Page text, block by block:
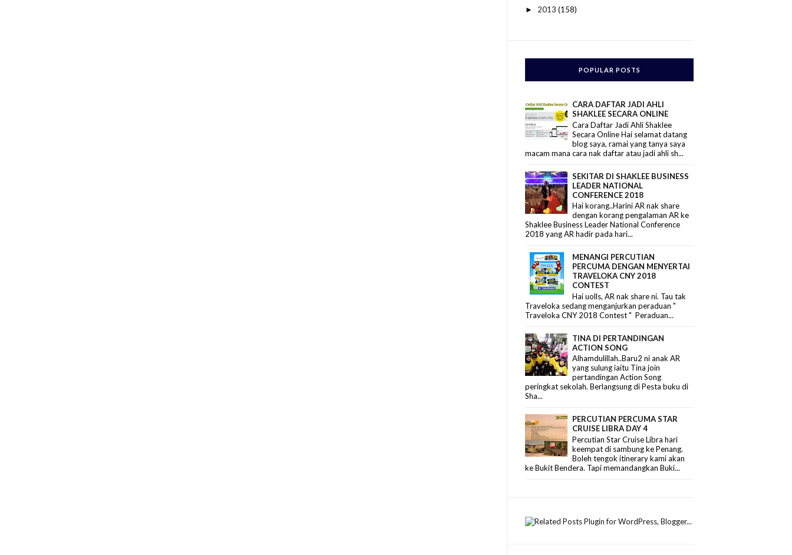
► 2013(158)
POPULAR POSTS
CARA DAFTAR JADI AHLI
SHAKLEE SECARA ONLINE
Cara Daftar Jadi Ahli Shaklee
Secara Online Hai selamat datang
blog saya, ramai yang tanya saya
macam mana cara nak daftar atau jadi ahli sh...
SEKITAR DI SHAKLEE BUSINESS
LEADER NATIONAL
CONFERENCE 2018
Hai korang..Harini AR nak share
dengan korang pengalaman AR ke
Shaklee Business Leader National Conference
2018 yang AR hadir pada hari...
MENANGI PERCUTIAN
PERCUMA DENGAN MENYERTAI
TRAVELOKA CNY 2018
CONTEST
Hai uolls, AR nak share ni. Tau tak
Traveloka sedang menganjurkan peraduan "
Traveloka CNY 2018 Contest " Peraduan...
TINA DI PERTANDINGAN
ACTION SONG
Alhamdulillah..Baru2 ni anak AR
yang sulung iaitu Tina join
pertandingan Action Song
peringkat sekolah. Berlangsung di Pesta buku di
Sha...
PERCUTIAN PERCUMA STAR
CRUISE LIBRA DAY 4
Percutian Star Cruise Libra hari
keempat di sambung ke Penang.
Boleh tengok itinerary kami akan
ke Bukit Bendera. Tapi memandangkan Buki...